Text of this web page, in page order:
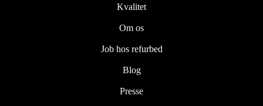
Kvalitet
Om os
Job hos refurbed
Blog
Presse